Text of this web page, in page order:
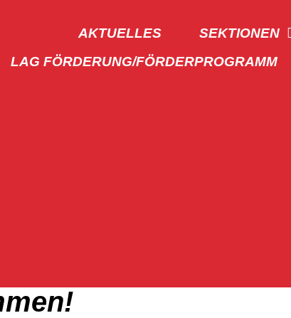
AKTUELLES SEKTIONEN
LAG FÖRDERUNG/FÖRDERPROGRAMM